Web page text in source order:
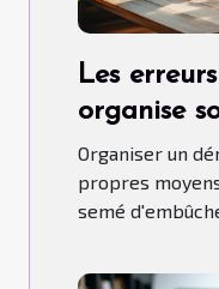
Les
organise
Organiser un
propres
semé